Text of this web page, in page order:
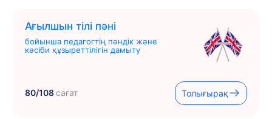
Ағылшын тілі пәні
бойынша педагогтің пәндік және
кәсіби құзыреттілігін дамыту
80/108сағат Толығырақ